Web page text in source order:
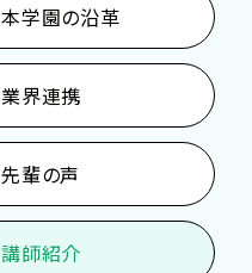
本学園の沿革
業界連携
先輩の声
講師紹介